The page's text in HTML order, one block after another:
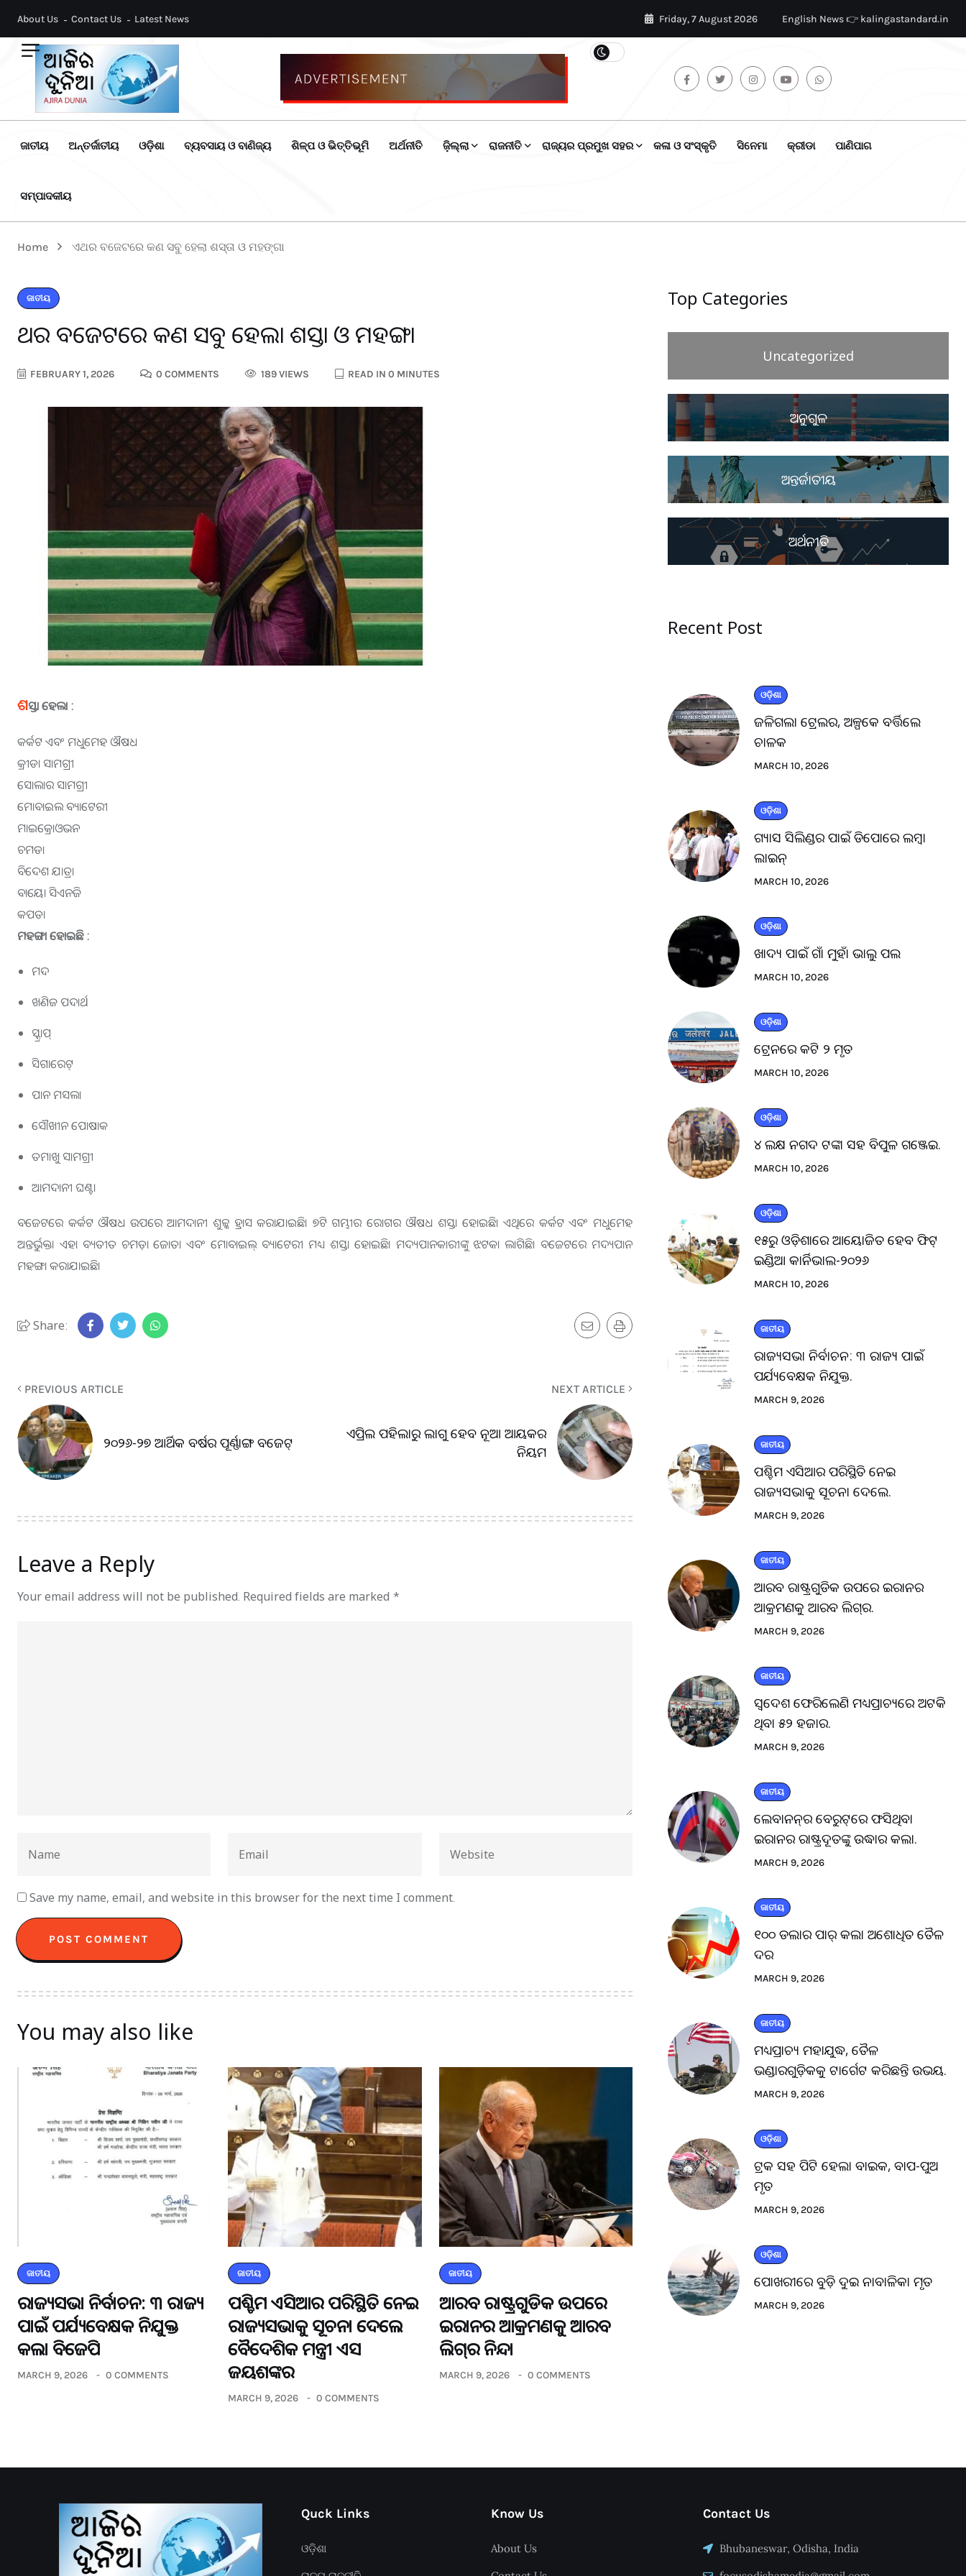
About Us Contact Us Latest News Friday, 7 August 2026 English News 👉 kalingastandard.in
ଜାତୀୟ ଅନ୍ତର୍ଜାତୀୟ ଓଡ଼ିଶା ବ୍ୟବସାୟ ଓ ବାଣିଜ୍ୟ ଶିଳ୍ପ ଓ ଭିତ୍ତିଭୂମି ଅର୍ଥନୀତି ଜ଼ିଲ୍ଲା ରାଜନୀତି ରାଜ୍ୟର ପ୍ରମୁଖ ସହର କଳା ଓ ସଂସ୍କୃତି ସିନେମା କ୍ରୀଡା ପାଣିପାଗ
ସମ୍ପାଦକୀୟ
Home ଏଥର ବଜେଟରେ କଣ ସବୁ ହେଲା ଶସ୍ତା ଓ ମହଙ୍ଗା
ଜାତୀୟ
ଏଥର ବଜେଟରେ କଣ ସବୁ ହେଲା ଶସ୍ତା ଓ ମହଙ୍ଗା
FEBRUARY 1, 2026 0 COMMENTS 189 VIEWS READ IN 0 MINUTES
ଶସ୍ତା ହେଲା :
କର୍କଟ ଏବଂ ମଧୁମେହ ଔଷଧ
କ୍ରୀଡା ସାମଗ୍ରୀ
ସୋଲାର ସାମଗ୍ରୀ
ମୋବାଇଲ ବ୍ୟାଟେରୀ
ମାଇକ୍ରୋଓଭନ
ଚମଡା
ବିଦେଶ ଯାତ୍ରା
ବାୟୋ ସିଏନଜି
କପଡା
ମହଙ୍ଗା ହୋଇଛି :
ମଦ
ଖଣିଜ ପଦାର୍ଥ
ସ୍କ୍ରାପ୍
ସିଗାରେଟ୍
ପାନ ମସଲା
ସୌଖୀନ ପୋଷାକ
ତମାଖୁ ସାମଗ୍ରୀ
ଆମଦାନୀ ଘଣ୍ଟା
ବଜେଟରେ କର୍କଟ ଔଷଧ ଉପରେ ଆମଦାନୀ ଶୁଳ୍କ ହ୍ରାସ କରାଯାଇଛି। ୭ଟି ଗମ୍ଭୀର ରୋଗର ଔଷଧ ଶସ୍ତା ହୋଇଛି। ଏଥିରେ କର୍କଟ ଏବଂ ମଧୁମେହ
ଅନ୍ତର୍ଭୁକ୍ତ। ଏହା ବ୍ୟତୀତ ଚମଡ଼ା ଜୋତା ଏବଂ ମୋବାଇଲ୍ ବ୍ୟାଟେରୀ ମଧ୍ୟ ଶସ୍ତା ହୋଇଛି। ମଦ୍ୟପାନକାରୀଙ୍କୁ ଝଟକା ଲାଗିଛି। ବଜେଟରେ ମଦ୍ୟପାନ
ମହଙ୍ଗା କରାଯାଇଛି।
Share:
PREVIOUS ARTICLE
୨୦୨୬-୨୭ ଆର୍ଥିକ ବର୍ଷର ପୂର୍ଣ୍ଣାଙ୍ଗ ବଜେଟ୍‌
NEXT ARTICLE
ଏପ୍ରିଲ ପହିଲାରୁ ଲାଗୁ ହେବ ନୂଆ ଆୟକର
ନିୟମ
Leave a Reply
Your email address will not be published. Required fields are marked *
Save my name, email, and website in this browser for the next time I comment.
You may also like
ଜାତୀୟ
ରାଜ୍ୟସଭା ନିର୍ବାଚନ: ୩ ରାଜ୍ୟ
ପାଇଁ ପର୍ଯ୍ୟବେକ୍ଷକ ନିଯୁକ୍ତ
କଲା ବିଜେପି
MARCH 9, 2026 0 COMMENTS
ଜାତୀୟ
ପଶ୍ଚିମ ଏସିଆର ପରିସ୍ଥିତି ନେଇ
ରାଜ୍ୟସଭାକୁ ସୂଚନା ଦେଲେ
ବୈଦେଶିକ ମନ୍ତ୍ରୀ ଏସ
ଜୟଶଙ୍କର
MARCH 9, 2026 0 COMMENTS
ଜାତୀୟ
ଆରବ ରାଷ୍ଟ୍ରଗୁଡିକ ଉପରେ
ଇରାନର ଆକ୍ରମଣକୁ ଆରବ
ଲିଗ୍‌ର ନିନ୍ଦା
MARCH 9, 2026 0 COMMENTS
Top Categories
Uncategorized
ଅନୁଗୁଳ
ଅନ୍ତର୍ଜାତୀୟ
ଅର୍ଥନୀତି
Recent Post
ଓଡ଼ିଶା
ଜଳିଗଲା ଟ୍ରେଲର, ଅଳ୍ପକେ ବର୍ତ୍ତିଲେ
ଚାଳକ
MARCH 10, 2026
ଓଡ଼ିଶା
ଗ୍ୟାସ ସିଲିଣ୍ଡର ପାଇଁ ଡିପୋରେ ଲମ୍ବା
ଲାଇନ୍
MARCH 10, 2026
ଓଡ଼ିଶା
ଖାଦ୍ୟ ପାଇଁ ଗାଁ ମୁହାଁ ଭାଲୁ ପଲ
MARCH 10, 2026
ଓଡ଼ିଶା
ଟ୍ରେନରେ କଟି ୨ ମୃତ
MARCH 10, 2026
ଓଡ଼ିଶା
୪ ଲକ୍ଷ ନଗଦ ଟଙ୍କା ସହ ବିପୁଳ ଗଞ୍ଜେଇ.
MARCH 10, 2026
ଓଡ଼ିଶା
୧୫ରୁ ଓଡ଼ିଶାରେ ଆୟୋଜିତ ହେବ ଫିଟ୍
ଇଣ୍ଡିଆ କାର୍ନିଭାଲ-୨୦୨୬
MARCH 10, 2026
ଜାତୀୟ
ରାଜ୍ୟସଭା ନିର୍ବାଚନ: ୩ ରାଜ୍ୟ ପାଇଁ
ପର୍ଯ୍ୟବେକ୍ଷକ ନିଯୁକ୍ତ.
MARCH 9, 2026
ଜାତୀୟ
ପଶ୍ଚିମ ଏସିଆର ପରିସ୍ଥିତି ନେଇ
ରାଜ୍ୟସଭାକୁ ସୂଚନା ଦେଲେ.
MARCH 9, 2026
ଜାତୀୟ
ଆରବ ରାଷ୍ଟ୍ରଗୁଡିକ ଉପରେ ଇରାନର
ଆକ୍ରମଣକୁ ଆରବ ଲିଗ୍‌ର.
MARCH 9, 2026
ଜାତୀୟ
ସ୍ବଦେଶ ଫେରିଲେଣି ମଧ୍ୟପ୍ରାଚ୍ୟରେ ଅଟକି
ଥିବା ୫୨ ହଜାର.
MARCH 9, 2026
ଜାତୀୟ
ଲେବାନନ୍‌ର ବେରୁଟ୍‌ରେ ଫସିଥିବା
ଇରାନର ରାଷ୍ଟ୍ରଦୂତଙ୍କୁ ଉଦ୍ଧାର କଲା.
MARCH 9, 2026
ଜାତୀୟ
୧୦୦ ଡଲାର ପାର୍ କଲା ଅଶୋଧିତ ତୈଳ
ଦର
MARCH 9, 2026
ଜାତୀୟ
ମଧ୍ୟପ୍ରାଚ୍ୟ ମହାଯୁଦ୍ଧ, ତୈଳ
ଭଣ୍ଡାରଗୁଡ଼ିକକୁ ଟାର୍ଗେଟ କରିଛନ୍ତି ଉଭୟ.
MARCH 9, 2026
ଓଡ଼ିଶା
ଟ୍ରକ ସହ ପିଟି ହେଲା ବାଇକ, ବାପ-ପୁଅ
ମୃତ
MARCH 9, 2026
ଓଡ଼ିଶା
ପୋଖରୀରେ ବୁଡ଼ି ଦୁଇ ନାବାଳିକା ମୃତ
MARCH 9, 2026
Quck Links
ଓଡ଼ିଶା
Know Us
About Us
Contact Us
Bhubaneswar, Odisha, India